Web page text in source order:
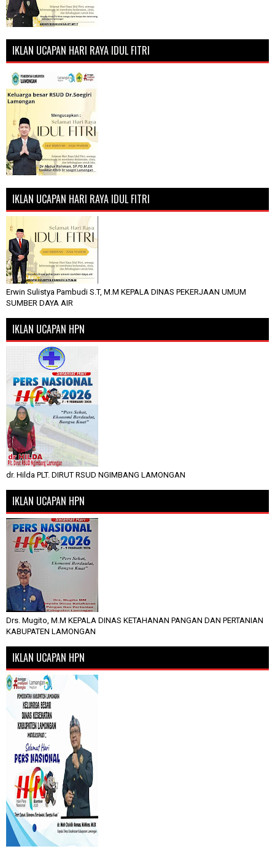
IKLAN UCAPAN HARI RAYA IDUL FITRI
IKLAN UCAPAN HARI RAYA IDUL FITRI
Erwin Sulistya Pambudi S.T, M.M KEPALA DINAS PEKERJAAN UMUM
SUMBER DAYA AIR
IKLAN UCAPAN HPN
dr. Hilda PLT. DIRUT RSUD NGIMBANG LAMONGAN
IKLAN UCAPAN HPN
Drs. Mugito, M.M KEPALA DINAS KETAHANAN PANGAN DAN PERTANIAN
KABUPATEN LAMONGAN
IKLAN UCAPAN HPN